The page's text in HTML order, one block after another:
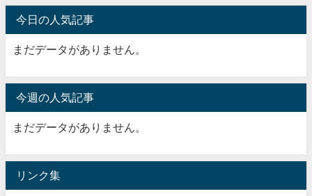
今日の人気記事
まだデータがありません。
今週の人気記事
まだデータがありません。
リンク集